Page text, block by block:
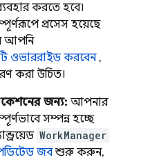
করতে হবে।
প্রসেস হয়েছে
আপনি
ওভাররাইড করবেন,
করা উচিত।
জন্য: আপনার
সম্পন্ন হচ্ছে
WorkManager
জবশুরু করুন,